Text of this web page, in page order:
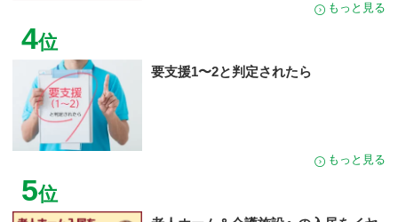
もっと見る
4位
要支援1〜2と判定されたら
もっと見る
5位